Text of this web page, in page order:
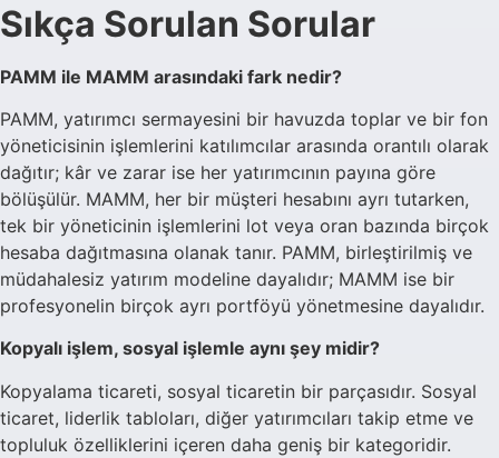
Sıkça Sorulan Sorular
PAMM ile MAMM arasındaki fark nedir?
PAMM, yatırımcı sermayesini bir havuzda toplar ve bir fon
yöneticisinin işlemlerini katılımcılar arasında orantılı olarak
dağıtır; kâr ve zarar ise her yatırımcının payına göre
bölüşülür. MAMM, her bir müşteri hesabını ayrı tutarken,
tek bir yöneticinin işlemlerini lot veya oran bazında birçok
hesaba dağıtmasına olanak tanır. PAMM, birleştirilmiş ve
müdahalesiz yatırım modeline dayalıdır; MAMM ise bir
profesyonelin birçok ayrı portföyü yönetmesine dayalıdır.
Kopyalı işlem, sosyal işlemle aynı şey midir?
Kopyalama ticareti, sosyal ticaretin bir parçasıdır. Sosyal
ticaret, liderlik tabloları, diğer yatırımcıları takip etme ve
topluluk özelliklerini içeren daha geniş bir kategoridir.